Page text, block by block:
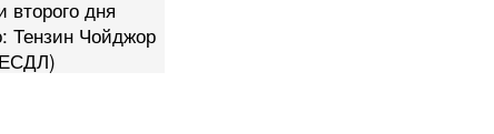
второго дня
Тензин Чойджор